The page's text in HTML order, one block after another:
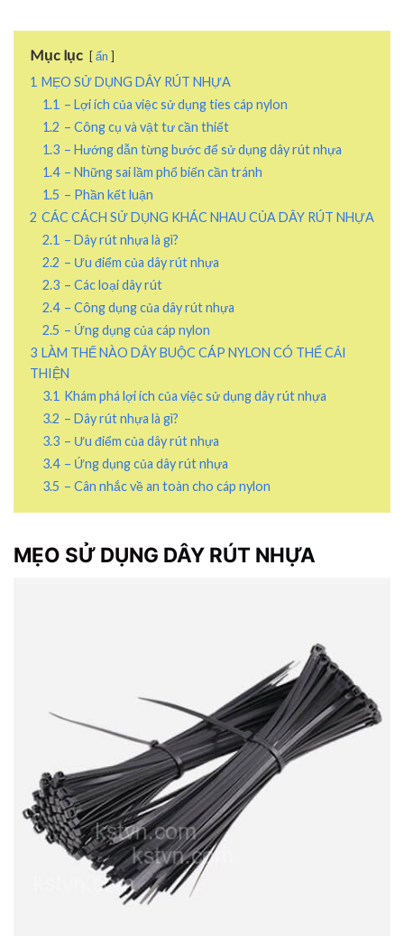
Mục lục ẩn
1 MẸO SỬ DỤNG DÂY RÚT NHỰA
1.1 – Lợi ích của việc sử dụng ties cáp nylon
1.2 – Công cụ và vật tư cần thiết
1.3 – Hướng dẫn từng bước để sử dụng dây rút nhựa
1.4 – Những sai lầm phổ biến cần tránh
1.5 – Phần kết luận
2 CÁC CÁCH SỬ DỤNG KHÁC NHAU CỦA DÂY RÚT NHỰA
2.1 – Dây rút nhựa là gì?
2.2 – Ưu điểm của dây rút nhựa
2.3 – Các loại dây rút
2.4 – Công dụng của dây rút nhựa
2.5 – Ứng dụng của cáp nylon
3 LÀM THẾ NÀO DÂY BUỘC CÁP NYLON CÓ THỂ CẢI
THIỆN
3.1 Khám phá lợi ích của việc sử dụng dây rút nhựa
3.2 – Dây rút nhựa là gì?
3.3 – Ưu điểm của dây rút nhựa
3.4 – Ứng dụng của dây rút nhựa
3.5 – Cân nhắc về an toàn cho cáp nylon
MẸO SỬ DỤNG DÂY RÚT NHỰA